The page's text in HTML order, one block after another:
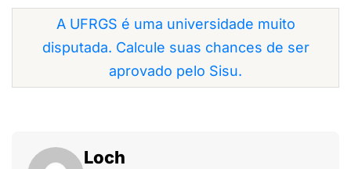
A UFRGS é uma universidade muito
disputada. Calcule suas chances de ser
aprovado pelo Sisu.
Loch